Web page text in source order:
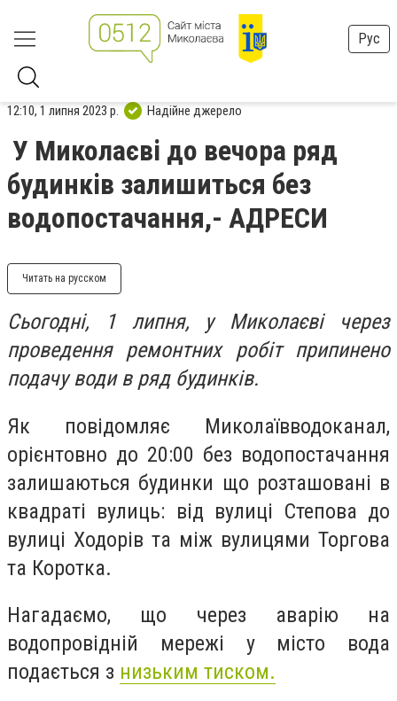
Рус
12:10, 1 липня 2023 р. Надійне джерело
У Миколаєві до вечора ряд
будинків залишиться без
водопостачання,- АДРЕСИ
Читать на русском
Сьогодні, 1 липня, у Миколаєві через
проведення ремонтних робіт припинено
подачу води в ряд будинків.
Як повідомляє Миколаївводоканал,
орієнтовно до 20:00 без водопостачання
залишаються будинки що розташовані в
квадраті вулиць: від вулиці Степова до
вулиці Ходорів та між вулицями Торгова
та Коротка.
Нагадаємо, що через аварію на
водопровідній мережі у місто вода
подається з низьким тиском.